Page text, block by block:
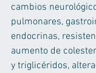
cambios
pulmonares,
endocrinas,
aumento de
y triglicéridos,